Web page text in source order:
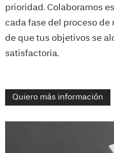
prioridad. Colaboramos
cada fase del proceso
de que tus objetivos se
satisfactoria.
Quiero más información